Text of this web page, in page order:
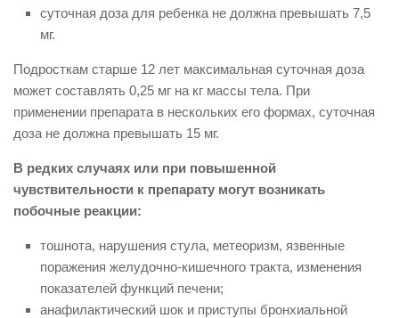
суточная доза для ребенка не должна превышать 7,5
мг.
Подросткам старше 12 лет максимальная суточная доза
может составлять 0,25 мг на кг массы тела. При
применении препарата в нескольких его формах, суточная
доза не должна превышать 15 мг.
В редких случаях или при повышенной
чувствительности к препарату могут возникать
побочные реакции:
тошнота, нарушения стула, метеоризм, язвенные
поражения желудочно-кишечного тракта, изменения
показателей функций печени;
анафилактический шок и приступы бронхиальной